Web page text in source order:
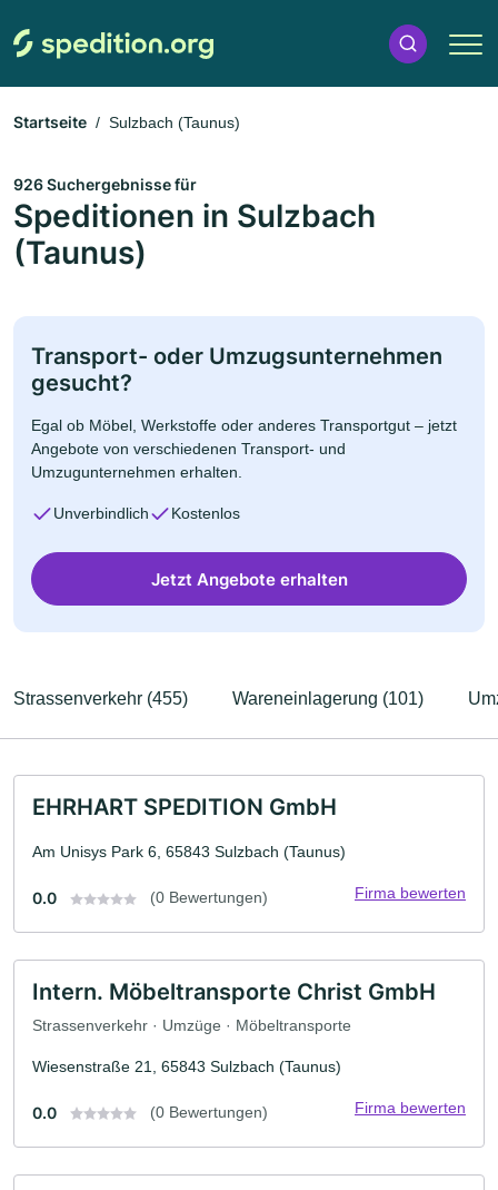
Startseite Sulzbach (Taunus)
926 Suchergebnisse für
Speditionen in Sulzbach
(Taunus)
Transport- oder Umzugsunternehmen
gesucht?
Egal ob Möbel, Werkstoffe oder anderes Transportgut – jetzt
Angebote von verschiedenen Transport- und
Umzugunternehmen erhalten.
Unverbindlich Kostenlos
Jetzt Angebote erhalten
Strassenverkehr (455) Wareneinlagerung (101)
EHRHART SPEDITION GmbH
Am Unisys Park 6, 65843 Sulzbach (Taunus)
0.0 (0 Bewertungen) Firma bewerten
Intern. Möbeltransporte Christ GmbH
Strassenverkehr · Umzüge · Möbeltransporte
Wiesenstraße 21, 65843 Sulzbach (Taunus)
0.0 (0 Bewertungen) Firma bewerten